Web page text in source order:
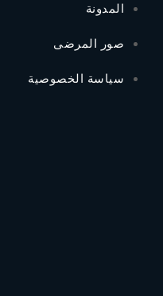
المدونة
صور المرضى
سياسة الخصوصية